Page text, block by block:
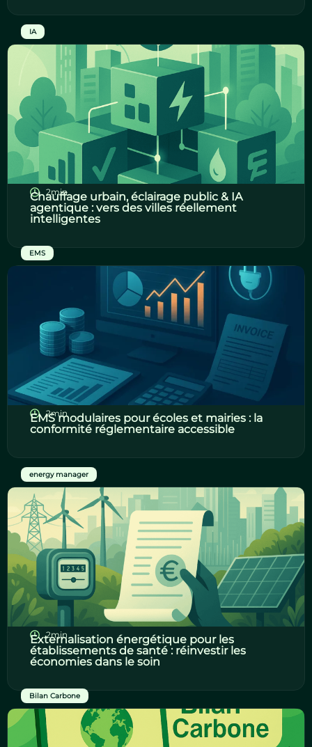
IA
2min
Chauffage urbain, éclairage public & IA
agentique : vers des villes réellement
intelligentes
EMS
2min
EMS modulaires pour écoles et mairies : la
conformité réglementaire accessible
energy manager
2min
Externalisation énergétique pour les
établissements de santé : réinvestir les
économies dans le soin
Bilan Carbone